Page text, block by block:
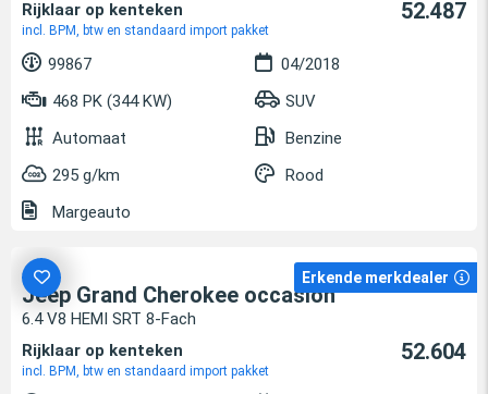
Rijklaar op kenteken
incl. BPM, btw en standaard import pakket
52.487
99867
04/2018
468 PK (344 KW)
SUV
Automaat
Benzine
295 g/km
Rood
Margeauto
Erkende merkdealer
Jeep Grand Cherokee occasion
6.4 V8 HEMI SRT 8-Fach
Rijklaar op kenteken
incl. BPM, btw en standaard import pakket
52.604